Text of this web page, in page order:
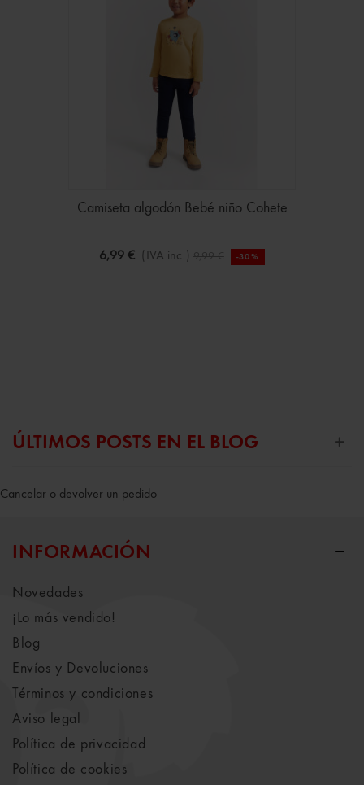
Camiseta algodón Bebé niño Cohete
6,99 € (IVA inc.) 9,99 € -30%
ÚLTIMOS POSTS EN EL BLOG
Cancelar o devolver un pedido
INFORMACIÓN
Novedades
¡Lo más vendido!
Blog
Envíos y Devoluciones
Términos y condiciones
Aviso legal
Política de privacidad
Política de cookies